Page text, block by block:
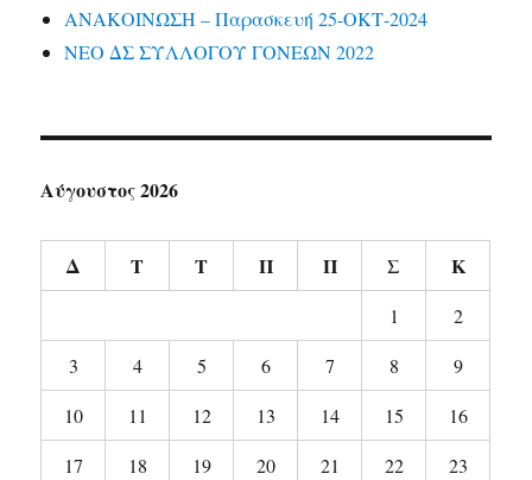
ΑΝΑΚΟΙΝΩΣΗ – Παρασκευή 25-ΟΚΤ-2024
ΝΕΟ ΔΣ ΣΥΛΛΟΓΟΥ ΓΟΝΕΩΝ 2022
Αύγουστος 2026
Δ Τ Τ Π Π Σ Κ
1
2
3
4 5 6 7 8
9
10
11 12 13 14 15
16
17
18 19 20 21 22
23